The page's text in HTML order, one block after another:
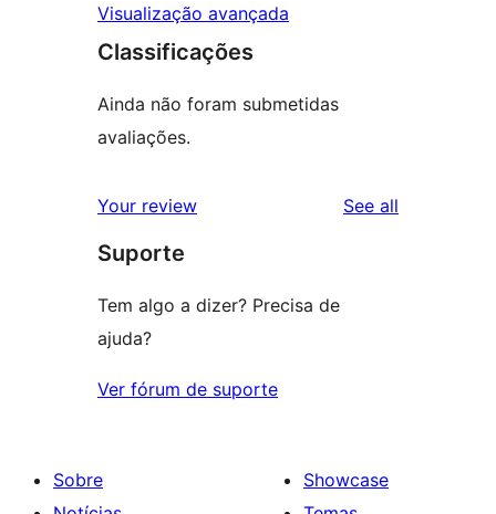
Visualização avançada
Classificações
Ainda não foram submetidas
avaliações.
Your review See all
Suporte
Tem algo a dizer? Precisa de
ajuda?
Ver fórum de suporte
Sobre
Showcase